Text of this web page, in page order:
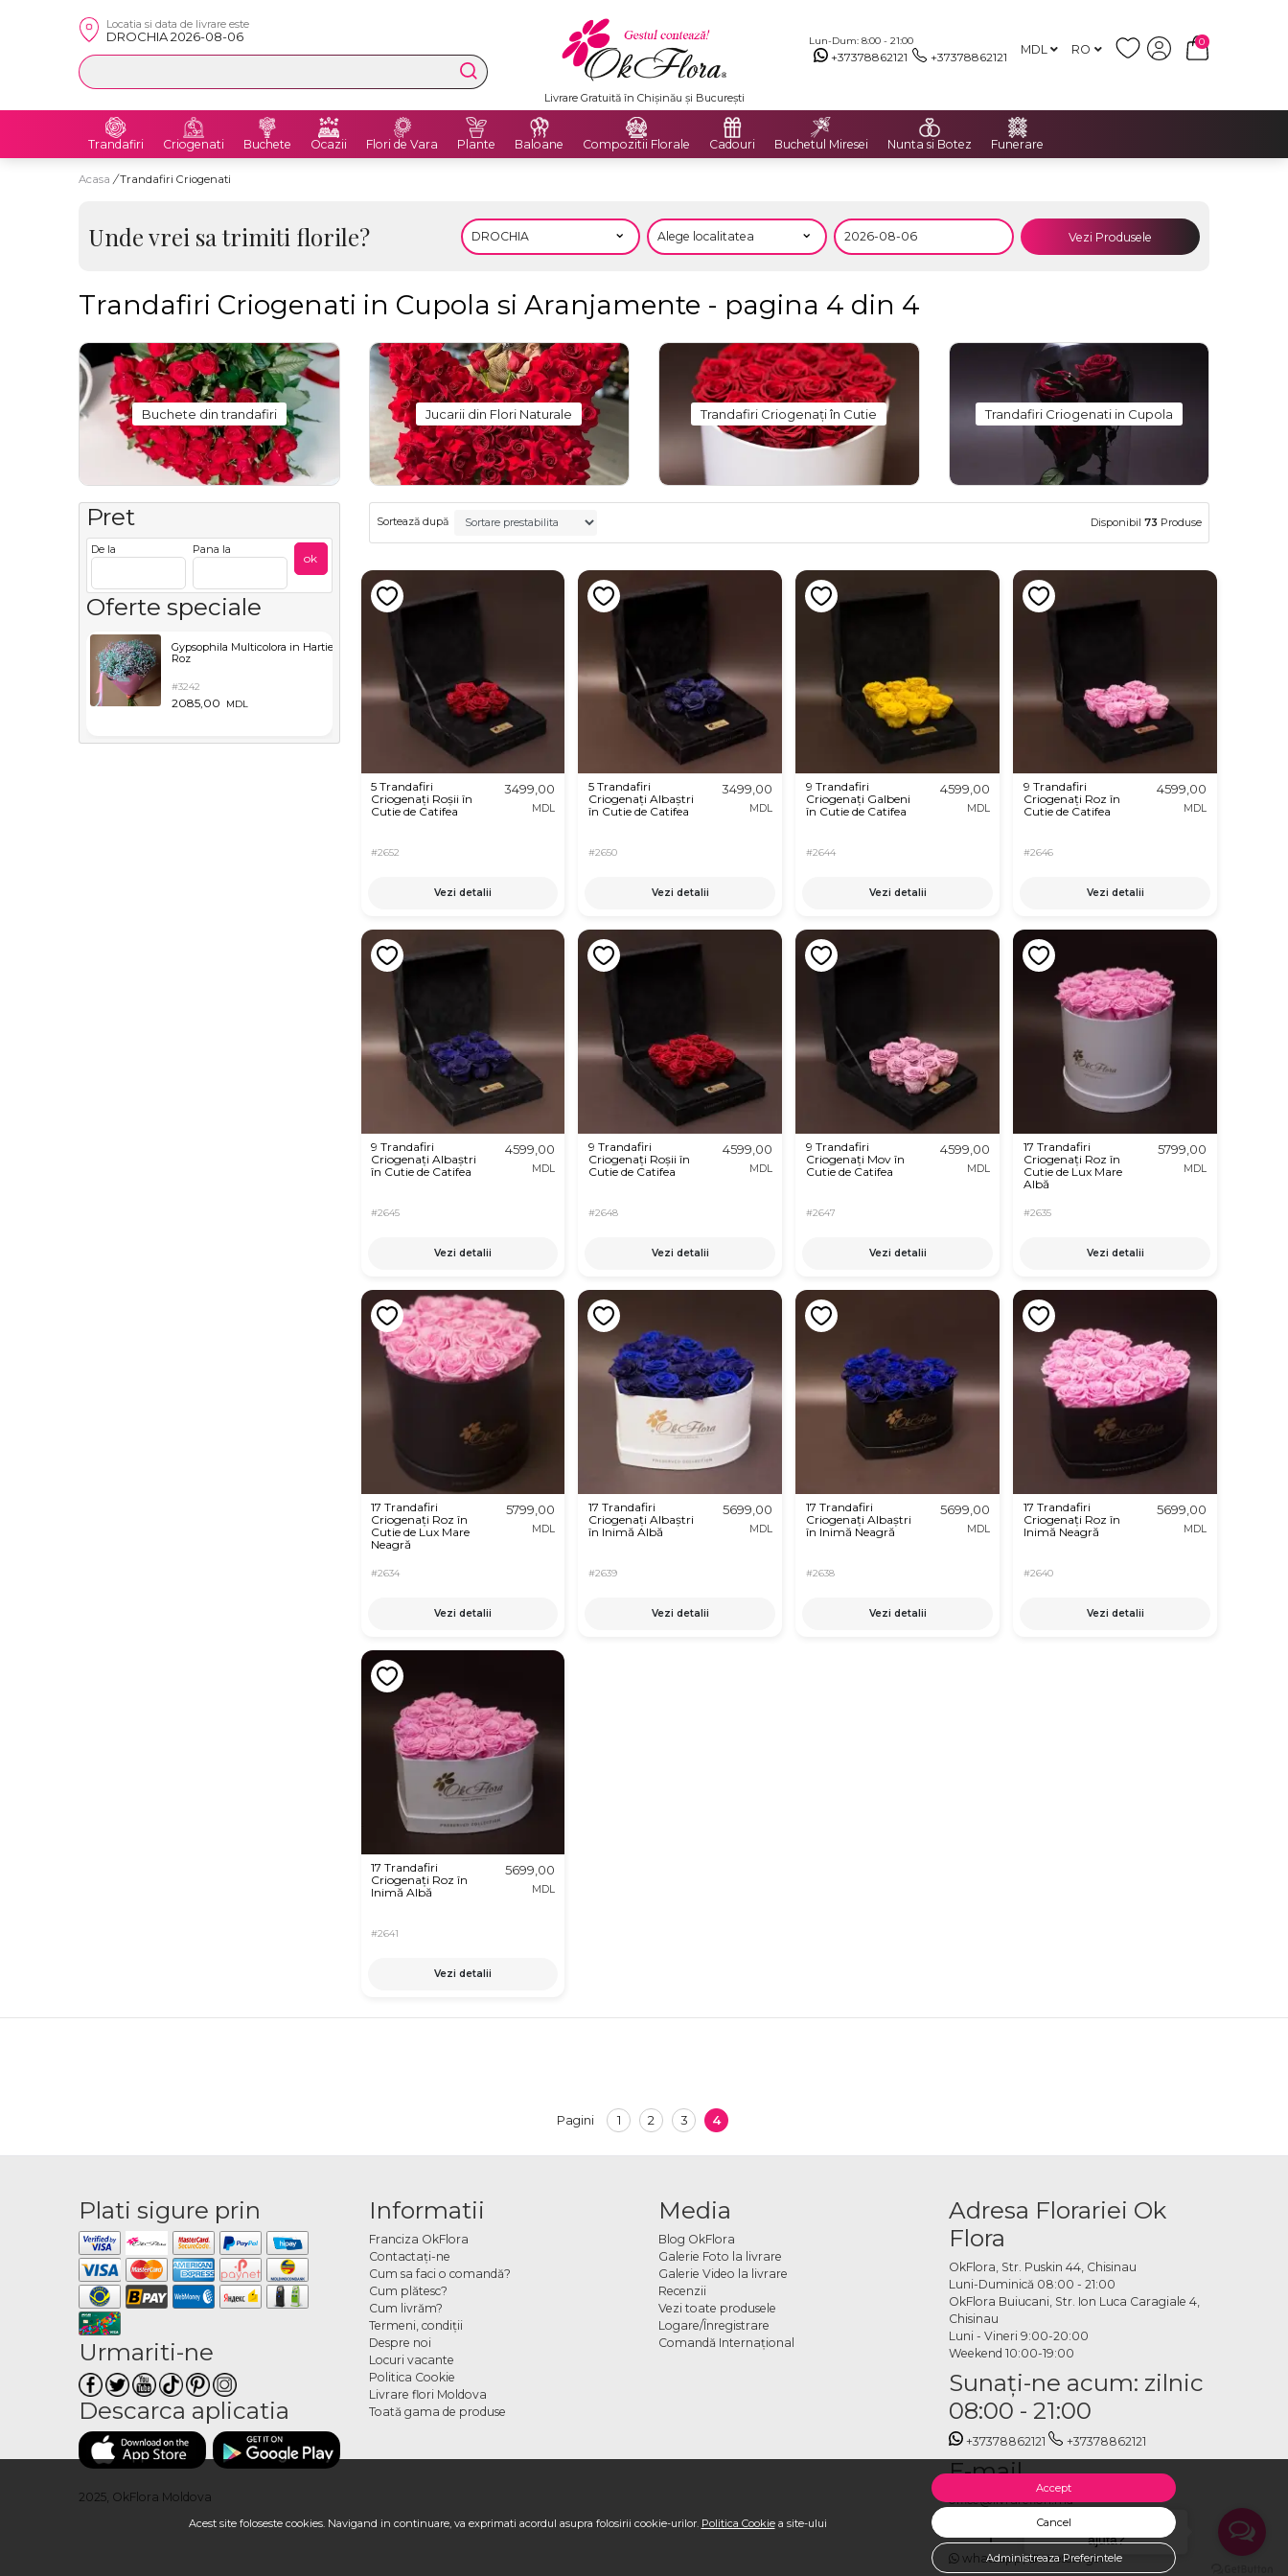
Acest site foloseste cookies. Navigand in continuare, va exprimati acordul asupra folosirii cookie-urilor. Politica Cookiea site-ului
Accept
Cancel
Administreaza Preferintele
Locatia si data de livrare este
DROCHIA 2026-08-06 Lun-Dum: 8:00 - 21:00
+37378862121 +37378862121 MDL RO
0
Livrare Gratuită în Chișinău și București
Trandafiri Criogenati Buchete Ocazii Flori de Vara Plante Baloane Compozitii Florale Cadouri Buchetul Miresei Nunta si Botez Funerare
Acasa / Trandafiri Criogenati
Unde vrei sa trimiti florile? Vezi Produsele
Trandafiri Criogenati in Cupola si Aranjamente - pagina 4 din 4
Buchete din trandafiri Jucarii din Flori Naturale Trandafiri Criogenați în Cutie Trandafiri Criogenati in Cupola
Pret
De la Pana la
ok
Oferte speciale
Gypsophila Multicolora in Hartie
Roz
#3242
2085,00 MDL
Sortează după Disponibil 73 Produse
5 Trandafiri
Criogenați Roșii în
Cutie de Catifea
#2652
3499,00
MDL
Vezi detalii
5 Trandafiri
Criogenați Albaștri
în Cutie de Catifea
#2650
3499,00
MDL
Vezi detalii
9 Trandafiri
Criogenați Galbeni
în Cutie de Catifea
#2644
4599,00
MDL
Vezi detalii
9 Trandafiri
Criogenați Roz în
Cutie de Catifea
#2646
4599,00
MDL
Vezi detalii
9 Trandafiri
Criogenați Albaștri
în Cutie de Catifea
#2645
4599,00
MDL
Vezi detalii
9 Trandafiri
Criogenați Roșii în
Cutie de Catifea
#2648
4599,00
MDL
Vezi detalii
9 Trandafiri
Criogenați Mov în
Cutie de Catifea
#2647
4599,00
MDL
Vezi detalii
17 Trandafiri
Criogenați Roz în
Cutie de Lux Mare
Albă
#2635
5799,00
MDL
Vezi detalii
17 Trandafiri
Criogenați Roz în
Cutie de Lux Mare
Neagră
#2634
5799,00
MDL
Vezi detalii
17 Trandafiri
Criogenați Albaștri
în Inimă Albă
#2639
5699,00
MDL
Vezi detalii
17 Trandafiri
Criogenați Albaștri
în Inimă Neagră
#2638
5699,00
MDL
Vezi detalii
17 Trandafiri
Criogenați Roz în
Inimă Neagră
#2640
5699,00
MDL
Vezi detalii
17 Trandafiri
Criogenați Roz în
Inimă Albă
#2641
5699,00
MDL
Vezi detalii
Pagini 1 2 3 4
Plati sigure prin
Urmariti-ne
Descarca aplicatia
2025, OkFlora Moldova
Informatii
Franciza OkFlora
Contactaţi-ne
Cum sa faci o comandă?
Cum plătesc?
Cum livrăm?
Termeni, condiţii
Despre noi
Locuri vacante
Politica Cookie
Livrare flori Moldova
Toată gama de produse
Media
Blog OkFlora
Galerie Foto la livrare
Galerie Video la livrare
Recenzii
Vezi toate produsele
Logare/Înregistrare
Comandă Internațional
Adresa Florariei Ok
Flora
OkFlora, Str. Puskin 44, Chisinau
Luni-Duminică 08:00 - 21:00
OkFlora Buiucani, Str. Ion Luca Caragiale 4,
Chisinau
Luni - Vineri 9:00-20:00
Weekend 10:00-19:00
Sunaţi-ne acum: zilnic
08:00 - 21:00
+37378862121 +37378862121
E-mail
office@livrareflori.md
Ne puteți contacta:
whatsapp, messenger
Salut, cu ce te putem
ajuta?